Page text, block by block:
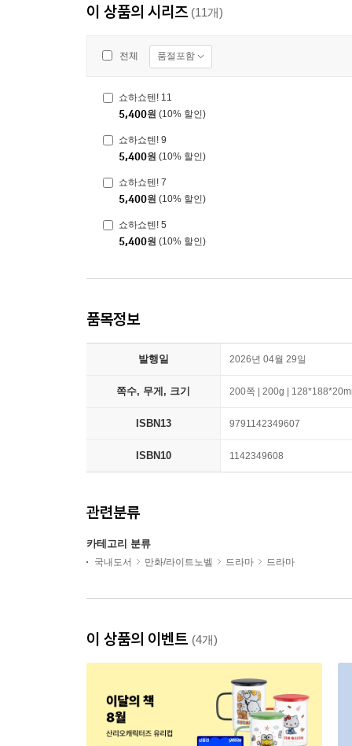
이 상품의 시리즈 (11개)
전체 품절포함
쇼하쇼텐! 11
5,400원 (10% 할인)
쇼하쇼텐! 9
5,400원 (10% 할인)
쇼하쇼텐! 7
5,400원 (10% 할인)
쇼하쇼텐! 5
5,400원 (10% 할인)
품목정보
발행일 2026년 04월 29일
쪽수, 무게, 크기 200쪽 | 200g |
ISBN13 9791142349607
ISBN10 1142349608
관련분류
카테고리 분류
국내도서 만화/라이트노벨 드라마 드라마
이 상품의 이벤트 (4개)